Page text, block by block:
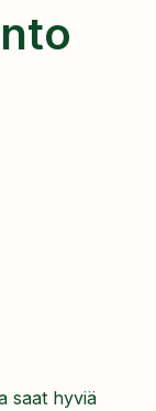
saat hyviä